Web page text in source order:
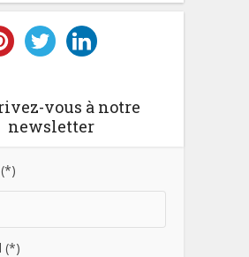
vous à notre
newsletter
(*)